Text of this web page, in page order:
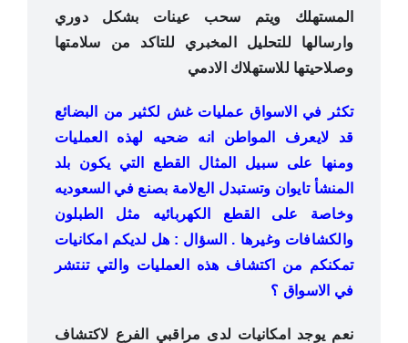
المستهلك ويتم سحب عينات بشكل دوري
وارسالها للتحليل المخبري للتاكد من سلامتها
وصلاحيتها للاستهلاك الادمي
تكثر في اﻻسواق عمليات غش لكثير من البضائع
قد ﻻيعرف المواطن انه ضحيه لهذه العمليات
ومنها على سبيل المثال القطع التي يكون بلد
المنشأ تايوان وتستبدل العﻻمة بصنع في السعوديه
وخاصة على القطع الكهربائيه مثل الطبلون
والكشافات وغيرها . السؤال : هل لديكم امكانيات
تمكنكم من اكتشاف هذه العمليات والتي تنتشر
في اﻻسواق ؟
نعم يوجد امكانيات لدى مراقبي الفرع لاكتشاف